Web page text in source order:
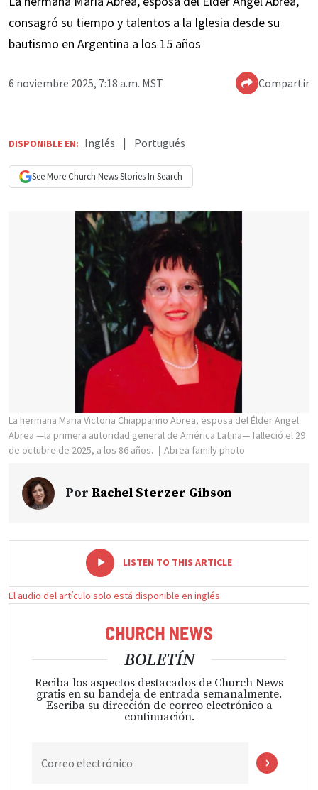
consagró su tiempo y talentos a la Iglesia desde su
bautismo en Argentina a los 15 años
6 noviembre 2025, 7:18 a.m. MST Compartir
DISPONIBLE EN: Inglés | Portugués
See More Church NewsStories In Search
La hermana Maria Victoria Chiapparino Abrea, esposa del Élder Angel
Abrea —la primera autoridad general de América Latina— falleció el 29
de octubre de 2025, a los 86 años.
Abrea family photo
Por Rachel Sterzer Gibson
LISTEN TO THIS ARTICLE
El audio del artículo solo está disponible en inglés.
BOLETÍN
Reciba los aspectos destacados de Church News
gratis en su bandeja de entrada semanalmente.
Escriba su dirección de correo electrónico a
continuación.
Correo electrónico